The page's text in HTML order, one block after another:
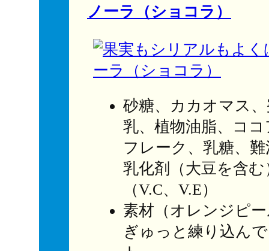
ノーラ（ショコラ）
砂糖、カカオマス
乳、植物油脂、コ
フレーク、乳糖、
乳化剤（大豆を含
（V.C、V.E）
素材（オレンジピ
ぎゅっと練り込ん